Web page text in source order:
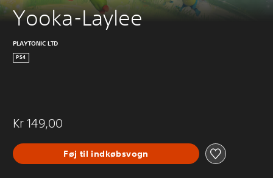
Yooka-Laylee
PLAYTONIC LTD
PS4
Kr 149,00
Føj til indkøbsvogn